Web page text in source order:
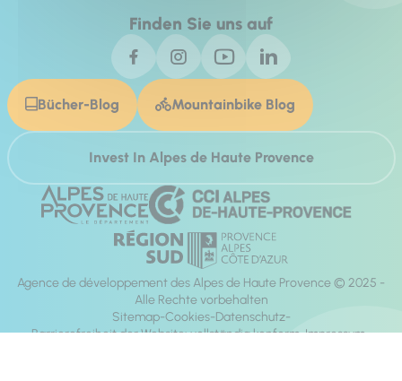
Finden Sie uns auf
Bücher-Blog Mountainbike Blog
Invest In Alpes de Haute Provence
Agence de développement des Alpes de Haute Provence © 2025 -
Alle Rechte vorbehalten
Sitemap Cookies Datenschutz
Barrierefreiheit der Website: vollständig konform Impressum